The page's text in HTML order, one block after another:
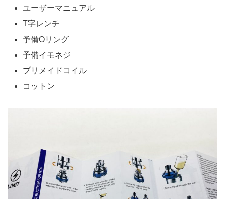
ユーザーマニュアル
T字レンチ
予備Oリング
予備イモネジ
プリメイドコイル
コットン